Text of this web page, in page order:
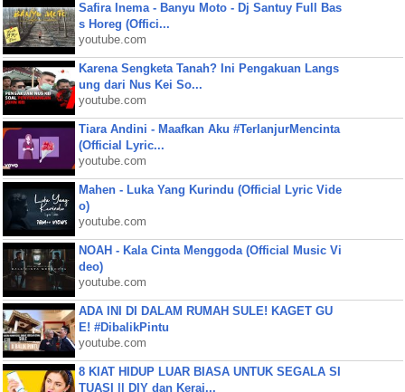
Safira Inema - Banyu Moto - Dj Santuy Full Bas
s Horeg (Offici...
youtube.com
Karena Sengketa Tanah? Ini Pengakuan Langs
ung dari Nus Kei So...
youtube.com
Tiara Andini - Maafkan Aku #TerlanjurMencinta
(Official Lyric...
youtube.com
Mahen - Luka Yang Kurindu (Official Lyric Vide
o)
youtube.com
NOAH - Kala Cinta Menggoda (Official Music Vi
deo)
youtube.com
ADA INI DI DALAM RUMAH SULE! KAGET GU
E! #DibalikPintu
youtube.com
8 KIAT HIDUP LUAR BIASA UNTUK SEGALA SI
TUASI || DIY dan Keraj...